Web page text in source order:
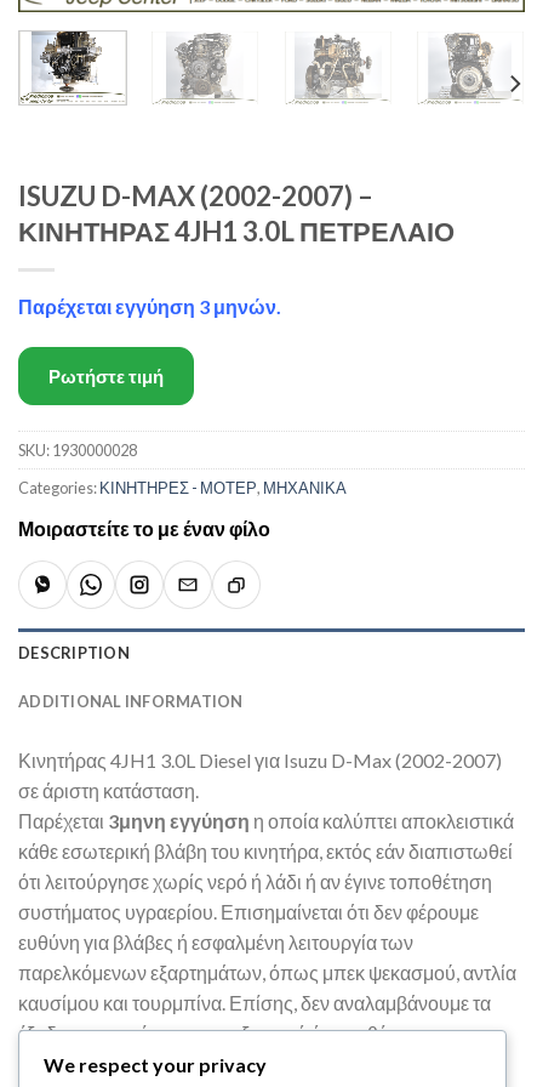
ISUZU D-MAX (2002-2007) –
ΚΙΝΗΤΗΡΑΣ 4JH1 3.0L ΠΕΤΡΕΛΑΙΟ
Παρέχεται εγγύηση 3 μηνών.
Ρωτήστε τιμή
SKU:1930000028
Categories:ΚΙΝΗΤΗΡΕΣ - ΜΟΤΕΡ, ΜΗΧΑΝΙΚΑ
Μοιραστείτε το με έναν φίλο
DESCRIPTION
ADDITIONAL INFORMATION
Κινητήρας 4JH1 3.0L Diesel για Isuzu D-Max (2002-2007)
σε άριστη κατάσταση.
Παρέχεται 3μηνη εγγύηση η οποία καλύπτει αποκλειστικά
κάθε εσωτερική βλάβη του κινητήρα, εκτός εάν διαπιστωθεί
ότι λειτούργησε χωρίς νερό ή λάδι ή αν έγινε τοποθέτηση
συστήματος υγραερίου. Επισημαίνεται ότι δεν φέρουμε
ευθύνη για βλάβες ή εσφαλμένη λειτουργία των
παρελκόμενων εξαρτημάτων, όπως μπεκ ψεκασμού, αντλία
καυσίμου και τουρμπίνα. Επίσης, δεν αναλαμβάνουμε τα
έξοδα συνεργείου για την εξαγωγή ή τοποθέτηση
(ανέβασμα-κατέβασμα) του κινητήρα για οποιονδήποτε
We respect your privacy